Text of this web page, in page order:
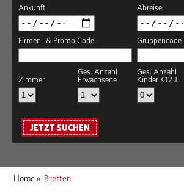
Ankunft Abreise
Firmen- & Promo Code Gruppencode
Zimmer
Ges. Anzahl
Erwachsene
Ges. Anzahl
Kinder ≤12 J.
JETZT SUCHEN
Home » Bretten